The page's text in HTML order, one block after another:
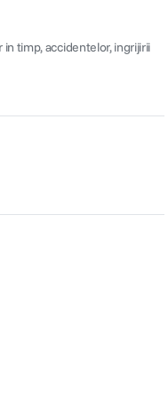
timp, accidentelor, ingrijirii